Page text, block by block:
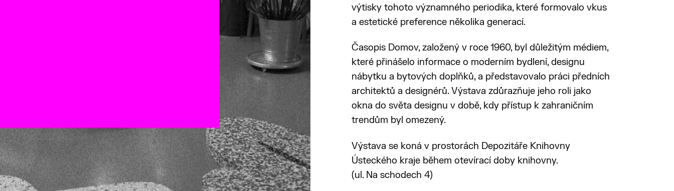
výtisky tohoto významného periodika, které formovalo vkus
a estetické preference několika generací.
Časopis Domov, založený v roce 1960, byl důležitým médiem,
které přinášelo informace o moderním bydlení, designu
nábytku a bytových doplňků, a představovalo práci předních
architektů a designérů. Výstava zdůrazňuje jeho roli jako
okna do světa designu v době, kdy přístup k zahraničním
trendům byl omezený.
Výstava se koná v prostorách Depozitáře Knihovny
Ústeckého kraje během otevírací doby knihovny.
(ul. Na schodech 4)